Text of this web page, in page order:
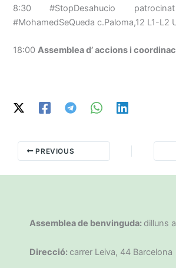
8:30 #StopDesahucio
#MohamedSeQueda c.Paloma,12 L1-L2
18:00Assemblea d’ accions i
PREVIOUS
Assemblea de benvinguda: dilluns
Direcció: carrer Leiva, 44 Barcelona